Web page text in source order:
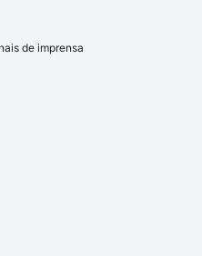
de imprensa